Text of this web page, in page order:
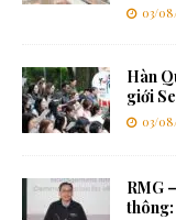
03/
Hàn
giới
03/
RMG
thông: